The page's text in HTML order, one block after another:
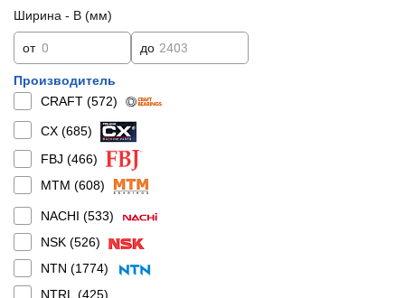
Ширина - B (мм)
от до
Производитель
CRAFT (572)
CX (685)
FBJ (466)
MTM (608)
NACHI (533)
NSK (526)
NTN (1774)
NTRL (425)